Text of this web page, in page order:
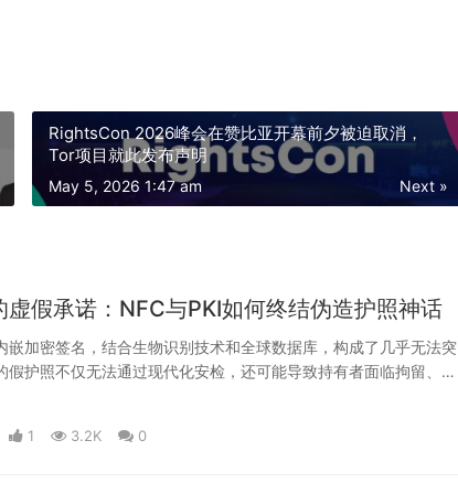
RightsCon 2026峰会在赞比亚开幕前夕被迫取消，
Tor项目就此发布声明
Next »
May 5, 2026 1:47 am
虚假承诺：NFC与PKI如何终结伪造护照神话
嵌加密签名，结合生物识别技术和全球数据库，构成了几乎无法突
假护照不仅无法通过现代化安检，还可能导致持有者面临拘留、起
1 3.2K 0